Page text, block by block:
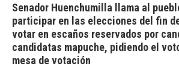
Senador Huenchumilla llama al
participar en las elecciones del fin
votar en escaños reservados por
candidatas mapuche, pidiendo el
mesa de votación